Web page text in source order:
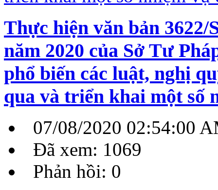
Thực hiện văn bản 3622/
năm 2020 của Sở Tư
phổ biến các luật, nghị
qua và triển khai một số
07/08/2020 02:54:00
Đã xem: 1069
Phản hồi: 0